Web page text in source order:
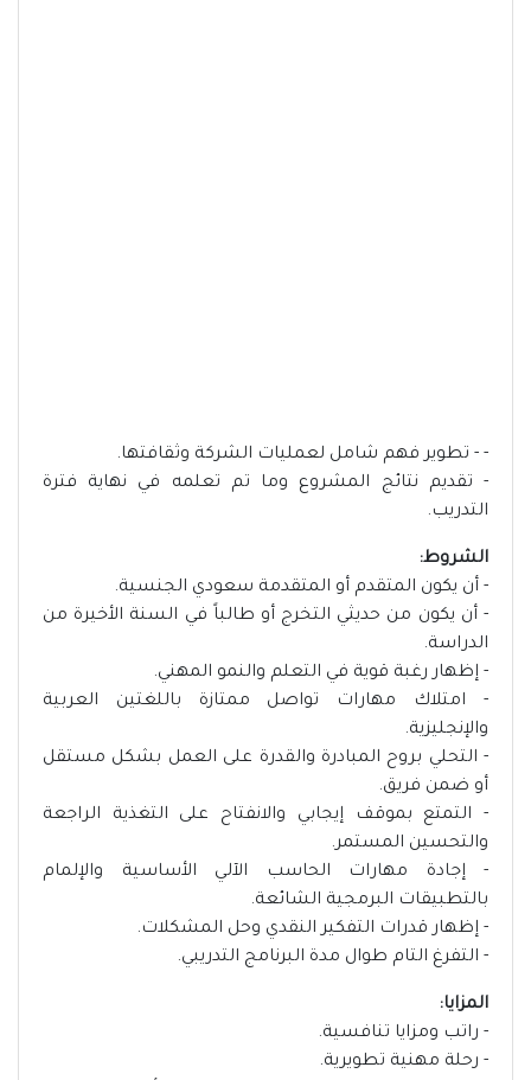
- - تطوير فهم شامل لعمليات الشركة وثقافتها.
- تقديم نتائج المشروع وما تم تعلمه في نهاية فترة
التدريب.
الشروط:
- أن يكون المتقدم أو المتقدمة سعودي الجنسية.
- أن يكون من حديثي التخرج أو طالباً في السنة الأخيرة من
الدراسة.
- إظهار رغبة قوية في التعلم والنمو المهني.
- امتلاك مهارات تواصل ممتازة باللغتين العربية
والإنجليزية.
- التحلي بروح المبادرة والقدرة على العمل بشكل مستقل
أو ضمن فريق.
- التمتع بموقف إيجابي والانفتاح على التغذية الراجعة
والتحسين المستمر.
- إجادة مهارات الحاسب الآلي الأساسية والإلمام
بالتطبيقات البرمجية الشائعة.
- إظهار قدرات التفكير النقدي وحل المشكلات.
- التفرغ التام طوال مدة البرنامج التدريبي.
المزايا:
- راتب ومزايا تنافسية.
- رحلة مهنية تطويرية.